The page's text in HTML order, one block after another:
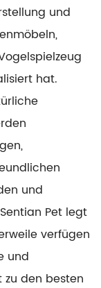
und
hat.
und
Pet legt
verfügen
und
den besten